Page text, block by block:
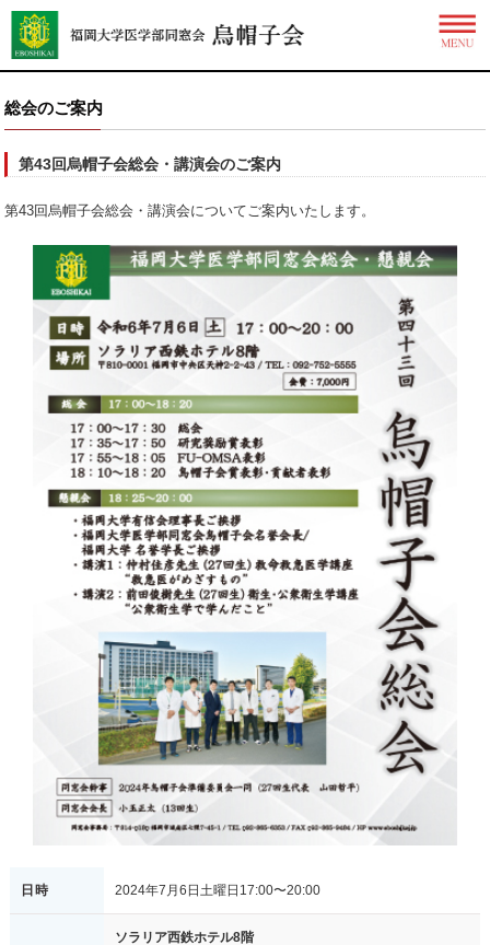
総会のご案内
第43回烏帽子会総会・講演会のご案内
第43回烏帽子会総会・講演会についてご案内いたします。
日時 2024年7月6日土曜日17:00〜20:00
ソラリア西鉄ホテル8階